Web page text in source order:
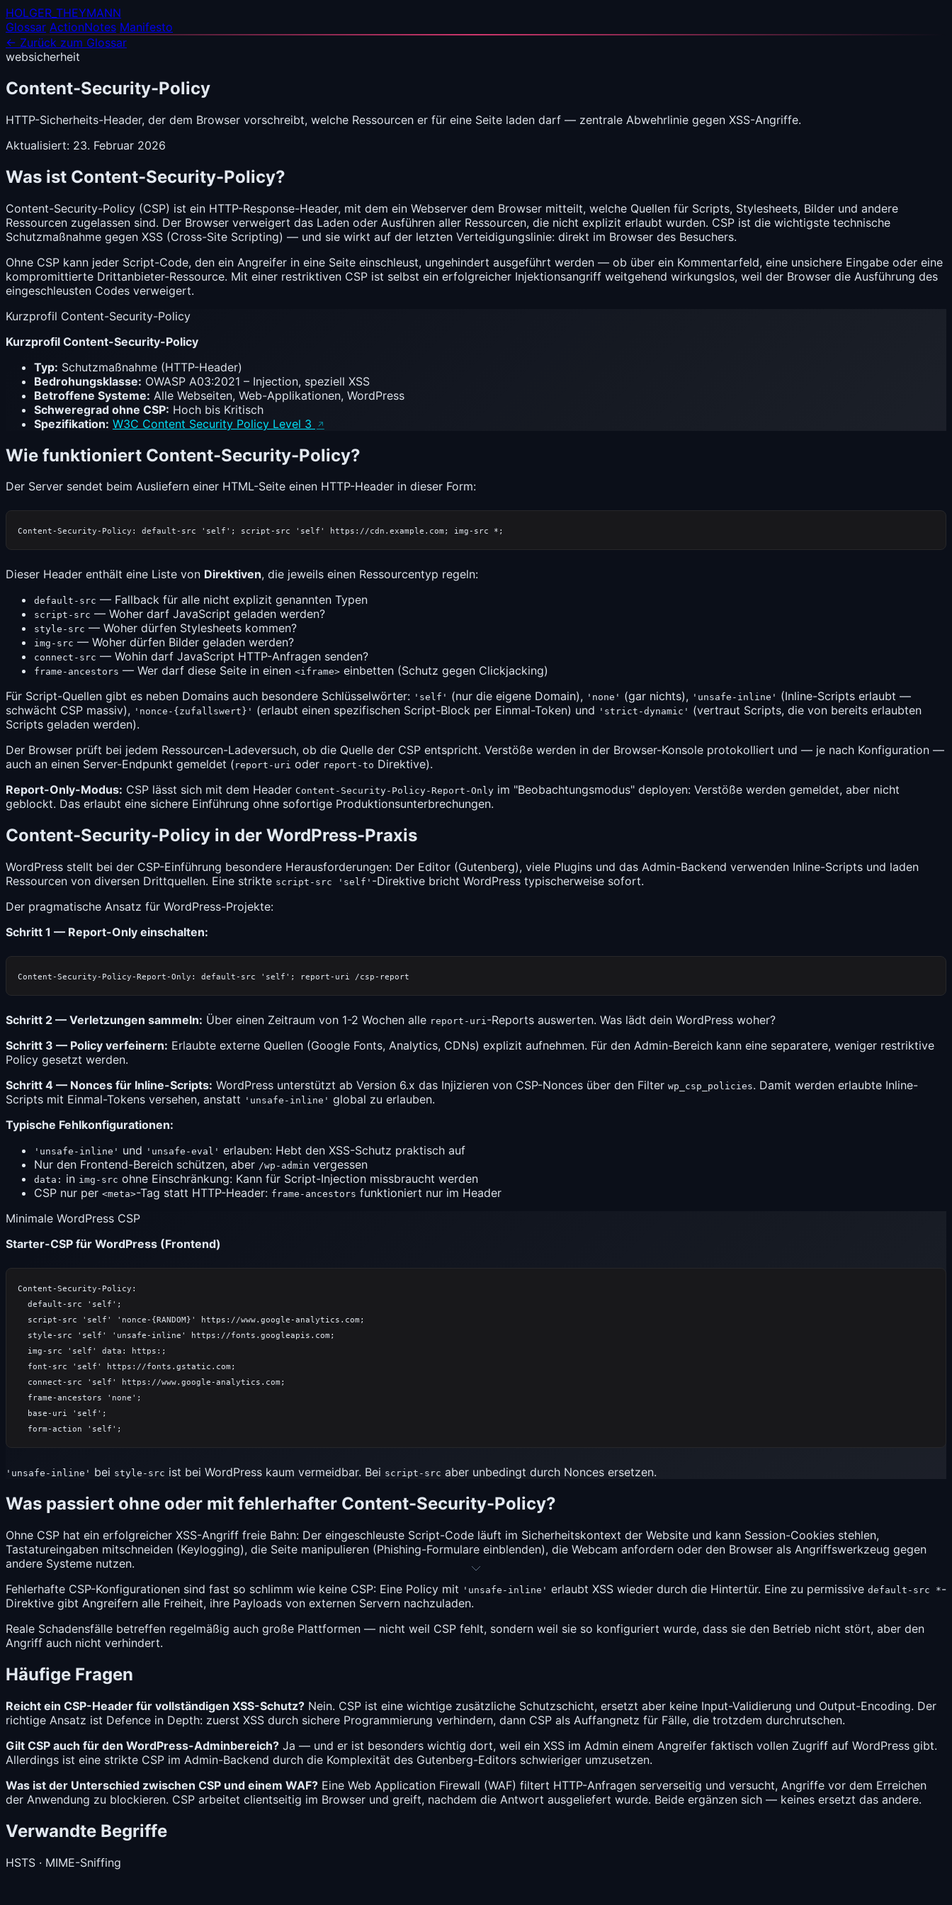
HOLGER_THEYMANN
Glossar ActionNotes Manifesto
← Zurück zum Glossar
websicherheit
Content-Security-Policy
HTTP-Sicherheits-Header, der dem Browser vorschreibt, welche Ressourcen er für eine Seite laden darf — zentrale Abwehrlinie gegen XSS-Angriffe.
Aktualisiert: 23. Februar 2026
Was ist Content-Security-Policy?
Content-Security-Policy (CSP) ist ein HTTP-Response-Header, mit dem ein Webserver dem Browser mitteilt, welche Quellen für Scripts, Stylesheets, Bilder und andere
Ressourcen zugelassen sind. Der Browser verweigert das Laden oder Ausführen aller Ressourcen, die nicht explizit erlaubt wurden. CSP ist die wichtigste technische
Schutzmaßnahme gegen XSS (Cross-Site Scripting) — und sie wirkt auf der letzten Verteidigungslinie: direkt im Browser des Besuchers.
Ohne CSP kann jeder Script-Code, den ein Angreifer in eine Seite einschleust, ungehindert ausgeführt werden — ob über ein Kommentarfeld, eine unsichere Eingabe oder eine
kompromittierte Drittanbieter-Ressource. Mit einer restriktiven CSP ist selbst ein erfolgreicher Injektionsangriff weitgehend wirkungslos, weil der Browser die Ausführung des
eingeschleusten Codes verweigert.
Kurzprofil Content-Security-Policy
Kurzprofil Content-Security-Policy
Typ: Schutzmaßnahme (HTTP-Header)
Bedrohungsklasse: OWASP A03:2021 – Injection, speziell XSS
Betroffene Systeme: Alle Webseiten, Web-Applikationen, WordPress
Schweregrad ohne CSP: Hoch bis Kritisch
Spezifikation: W3C Content Security Policy Level 3
Wie funktioniert Content-Security-Policy?
Der Server sendet beim Ausliefern einer HTML-Seite einen HTTP-Header in dieser Form:
Dieser Header enthält eine Liste von Direktiven, die jeweils einen Ressourcentyp regeln:
default-src — Fallback für alle nicht explizit genannten Typen
script-src — Woher darf JavaScript geladen werden?
style-src — Woher dürfen Stylesheets kommen?
img-src — Woher dürfen Bilder geladen werden?
connect-src — Wohin darf JavaScript HTTP-Anfragen senden?
frame-ancestors — Wer darf diese Seite in einen <iframe> einbetten (Schutz gegen Clickjacking)
Für Script-Quellen gibt es neben Domains auch besondere Schlüsselwörter: 'self' (nur die eigene Domain), 'none' (gar nichts), 'unsafe-inline' (Inline-Scripts erlaubt —
schwächt CSP massiv), 'nonce-{zufallswert}' (erlaubt einen spezifischen Script-Block per Einmal-Token) und 'strict-dynamic' (vertraut Scripts, die von bereits erlaubten
Scripts geladen werden).
Der Browser prüft bei jedem Ressourcen-Ladeversuch, ob die Quelle der CSP entspricht. Verstöße werden in der Browser-Konsole protokolliert und — je nach Konfiguration —
auch an einen Server-Endpunkt gemeldet ( report-uri oder report-to Direktive).
Report-Only-Modus: CSP lässt sich mit dem Header Content-Security-Policy-Report-Only im "Beobachtungsmodus" deployen: Verstöße werden gemeldet, aber nicht
geblockt. Das erlaubt eine sichere Einführung ohne sofortige Produktionsunterbrechungen.
Content-Security-Policy in der WordPress-Praxis
WordPress stellt bei der CSP-Einführung besondere Herausforderungen: Der Editor (Gutenberg), viele Plugins und das Admin-Backend verwenden Inline-Scripts und laden
Ressourcen von diversen Drittquellen. Eine strikte script-src 'self' -Direktive bricht WordPress typischerweise sofort.
Der pragmatische Ansatz für WordPress-Projekte:
Schritt 1 — Report-Only einschalten:
Schritt 2 — Verletzungen sammeln: Über einen Zeitraum von 1-2 Wochen alle report-uri-Reports auswerten. Was lädt dein WordPress woher?
Schritt 3 — Policy verfeinern: Erlaubte externe Quellen (Google Fonts, Analytics, CDNs) explizit aufnehmen. Für den Admin-Bereich kann eine separatere, weniger restriktive
Policy gesetzt werden.
Schritt 4 — Nonces für Inline-Scripts: WordPress unterstützt ab Version 6.x das Injizieren von CSP-Nonces über den Filter wp_csp_policies. Damit werden erlaubte Inline-
Scripts mit Einmal-Tokens versehen, anstatt 'unsafe-inline' global zu erlauben.
Typische Fehlkonfigurationen:
'unsafe-inline' und 'unsafe-eval' erlauben: Hebt den XSS-Schutz praktisch auf
Nur den Frontend-Bereich schützen, aber /wp-admin vergessen
data: in img-src ohne Einschränkung: Kann für Script-Injection missbraucht werden
CSP nur per <meta>-Tag statt HTTP-Header: frame-ancestors funktioniert nur im Header
Minimale WordPress CSP
Starter-CSP für WordPress (Frontend)
Content-Security-Policy:
  default-src 'self';
  script-src 'self' 'nonce-{RANDOM}' https://www.google-analytics.com;
  style-src 'self' 'unsafe-inline' https://fonts.googleapis.com;
  img-src 'self' data: https:;
  font-src 'self' https://fonts.gstatic.com;
  connect-src 'self' https://www.google-analytics.com;
  frame-ancestors 'none';
  base-uri 'self';
'unsafe-inline' bei style-src ist bei WordPress kaum vermeidbar. Bei script-src aber unbedingt durch Nonces ersetzen.
Was passiert ohne oder mit fehlerhafter Content-Security-Policy?
Ohne CSP hat ein erfolgreicher XSS-Angriff freie Bahn: Der eingeschleuste Script-Code läuft im Sicherheitskontext der Website und kann Session-Cookies stehlen,
Tastatureingaben mitschneiden (Keylogging), die Seite manipulieren (Phishing-Formulare einblenden), die Webcam anfordern oder den Browser als Angriffswerkzeug gegen
andere Systeme nutzen.
Fehlerhafte CSP-Konfigurationen sind fast so schlimm wie keine CSP: Eine Policy mit 'unsafe-inline' erlaubt XSS wieder durch die Hintertür. Eine zu permissive default-src *-
Direktive gibt Angreifern alle Freiheit, ihre Payloads von externen Servern nachzuladen.
Reale Schadensfälle betreffen regelmäßig auch große Plattformen — nicht weil CSP fehlt, sondern weil sie so konfiguriert wurde, dass sie den Betrieb nicht stört, aber den
Angriff auch nicht verhindert.
Häufige Fragen
Reicht ein CSP-Header für vollständigen XSS-Schutz? Nein. CSP ist eine wichtige zusätzliche Schutzschicht, ersetzt aber keine Input-Validierung und Output-Encoding. Der
richtige Ansatz ist Defence in Depth: zuerst XSS durch sichere Programmierung verhindern, dann CSP als Auffangnetz für Fälle, die trotzdem durchrutschen.
Gilt CSP auch für den WordPress-Adminbereich? Ja — und er ist besonders wichtig dort, weil ein XSS im Admin einem Angreifer faktisch vollen Zugriff auf WordPress gibt.
Allerdings ist eine strikte CSP im Admin-Backend durch die Komplexität des Gutenberg-Editors schwieriger umzusetzen.
Was ist der Unterschied zwischen CSP und einem WAF? Eine Web Application Firewall (WAF) filtert HTTP-Anfragen serverseitig und versucht, Angriffe vor dem Erreichen
der Anwendung zu blockieren. CSP arbeitet clientseitig im Browser und greift, nachdem die Antwort ausgeliefert wurde. Beide ergänzen sich — keines ersetzt das andere.
Verwandte Begriffe
HSTS · MIME-Sniffing